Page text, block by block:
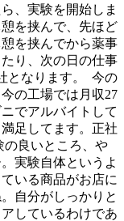
、実験を開始しま
を挟んで、先ほど
を挟んでから薬事
り、次の日の仕事
となります。 今の
の工場では月収27
でアルバイトして
足してます。正社
の良いところ、や
実験自体というよ
いる商品がお店に
自分がしっかりと
しているわけであ